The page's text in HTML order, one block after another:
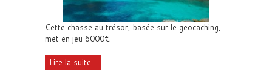
Cette chasse au trésor, basée sur le geocaching,
met en jeu 6000€
Lire la suite...